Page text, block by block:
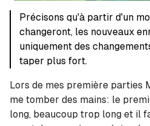
Précisons qu'à partir d'un
changeront, les nouveaux
uniquement des
taper plus fort.
Lors de mes première parties
me tomber des mains: le
long, beaucoup trop long et il